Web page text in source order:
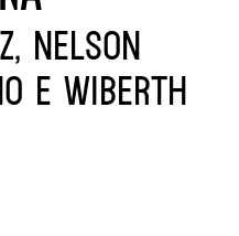
Nelson
e Wiberth